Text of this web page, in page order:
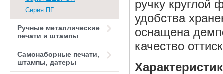
Серия ПГ
Ручные металлические
печати и штампы
Самонаборные печати,
штампы, датеры
ручку
удобства
оснащена
качество